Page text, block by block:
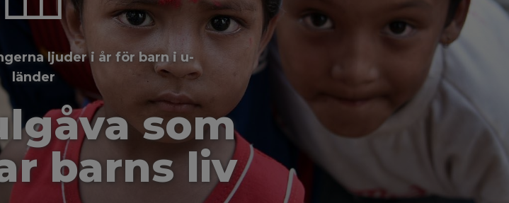
ljuder i år för barn i u-
länder
som
barns liv